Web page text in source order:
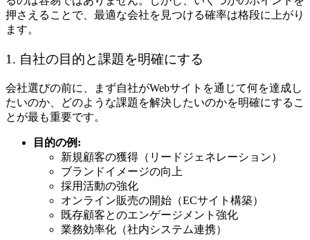
押さえることで、最適な会社を見つける確率は格段に上がり
ます。
1. 自社の目的と課題を明確にする
会社選びの前に、まず自社がWebサイトを通じて何を達成し
たいのか、どのような課題を解決したいのかを明確にするこ
とが最も重要です。
目的の例:
新規顧客の獲得（リードジェネレーション）
ブランドイメージの向上
採用活動の強化
オンライン販売の開始（ECサイト構築）
既存顧客とのエンゲージメント強化
業務効率化（社内システム連携）